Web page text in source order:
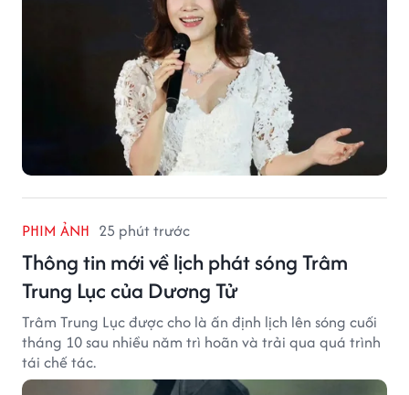
PHIM ẢNH 25 phút trước
Thông tin mới về lịch phát sóng Trâm
Trung Lục của Dương Tử
Trâm Trung Lục được cho là ấn định lịch lên sóng cuối
tháng 10 sau nhiều năm trì hoãn và trải qua quá trình
tái chế tác.